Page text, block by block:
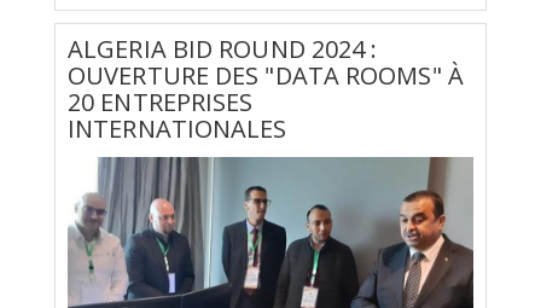
ALGERIA BID ROUND 2024 :
OUVERTURE DES "DATA ROOMS" À
20 ENTREPRISES
INTERNATIONALES